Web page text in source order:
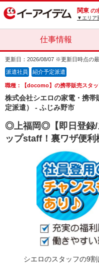
関東 の
▼エリア
仕事情報
更新日：2026/08/07 ※更新日時点の
派遣社員 紹介予定派遣
職種：【docomo】の携帯販売スタッ
株式会社シエロの家電・携
定派遣） - ふじみ野市
◎上福岡◎【即日登録/
ップstaff！裏ワザ便利
シエロのスタッフの9